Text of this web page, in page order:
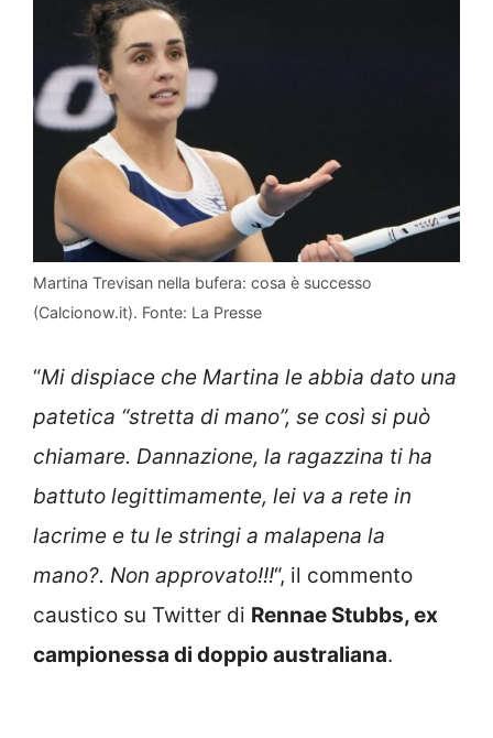
Martina Trevisan nella bufera: cosa è successo
(Calcionow.it). Fonte: La Presse
“Mi dispiace che Martina le abbia dato una
patetica “stretta di mano”, se così si può
chiamare. Dannazione, la ragazzina ti ha
battuto legittimamente, lei va a rete in
lacrime e tu le stringi a malapena la
mano?. Non approvato!!!“, il commento
caustico su Twitter di Rennae Stubbs, ex
campionessa di doppio australiana.